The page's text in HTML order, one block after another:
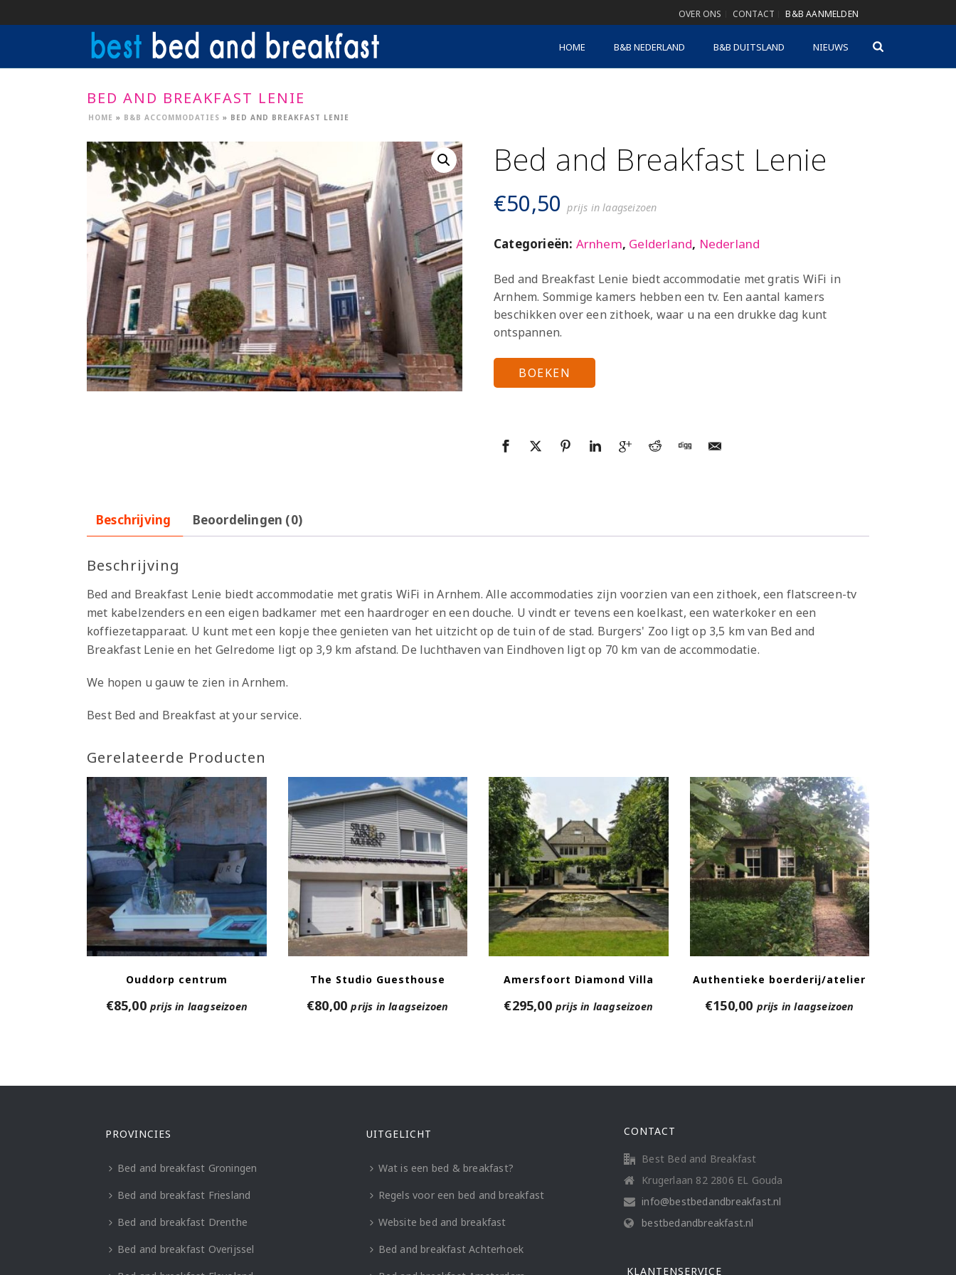
OVER ONS CONTACT B&B AANMELDEN
HOME B&B NEDERLAND B&B DUITSLAND NIEUWS
BED AND BREAKFAST LENIE
HOME » B&B ACCOMMODATIES » BED AND BREAKFAST LENIE
Bed and Breakfast Lenie
€50,50 prijs in laagseizoen
Categorieën: Arnhem, Gelderland, Nederland
Bed and Breakfast Lenie biedt accommodatie met gratis WiFi in
Arnhem. Sommige kamers hebben een tv. Een aantal kamers
beschikken over een zithoek, waar u na een drukke dag kunt
ontspannen.
BOEKEN
Beschrijving Beoordelingen (0)
Beschrijving
Bed and Breakfast Lenie biedt accommodatie met gratis WiFi in Arnhem. Alle accommodaties zijn voorzien van een zithoek, een flatscreen-tv
met kabelzenders en een eigen badkamer met een haardroger en een douche. U vindt er tevens een koelkast, een waterkoker en een
koffiezetapparaat. U kunt met een kopje thee genieten van het uitzicht op de tuin of de stad. Burgers' Zoo ligt op 3,5 km van Bed and
Breakfast Lenie en het Gelredome ligt op 3,9 km afstand. De luchthaven van Eindhoven ligt op 70 km van de accommodatie.
We hopen u gauw te zien in Arnhem.
Best Bed and Breakfast at your service.
Gerelateerde Producten
Ouddorp centrum
€85,00 prijs in laagseizoen
The Studio Guesthouse
€80,00 prijs in laagseizoen
Amersfoort Diamond Villa
€295,00 prijs in laagseizoen
Authentieke boerderij/atelier
€150,00 prijs in laagseizoen
PROVINCIES
Bed and breakfast Groningen
Bed and breakfast Friesland
Bed and breakfast Drenthe
Bed and breakfast Overijssel
UITGELICHT
Wat is een bed & breakfast?
Regels voor een bed and breakfast
Website bed and breakfast
Bed and breakfast Achterhoek
CONTACT
Best Bed and Breakfast
Krugerlaan 82 2806 EL Gouda
info@bestbedandbreakfast.nl
bestbedandbreakfast.nl
KLANTENSERVICE